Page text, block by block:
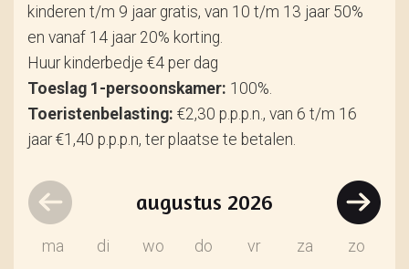
kinderen t/m 9 jaar gratis, van 10 t/m 13 jaar 50%
en vanaf 14 jaar 20% korting.
Huur kinderbedje €4 per dag
Toeslag 1-persoonskamer: 100%.
Toeristenbelasting: €2,30 p.p.p.n., van 6 t/m 16
jaar €1,40 p.p.p.n, ter plaatse te betalen.
augustus 2026
ma di wo do vr za zo